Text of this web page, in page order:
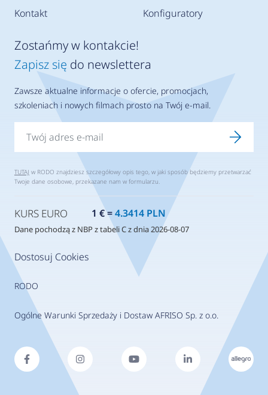
Kontakt Konfiguratory
Dostosuj Cookies
RODO
Ogólne Warunki Sprzedaży i Dostaw AFRISO Sp. z o.o.
Zostańmy w kontakcie!
Zapisz się do newslettera
Zawsze aktualne informacje o ofercie, promocjach,
szkoleniach i nowych filmach prosto na Twój e-mail.
TUTAJ w RODO znajdziesz szczegółowy opis tego, w jaki sposób będziemy przetwarzać
Twoje dane osobowe, przekazane nam w formularzu.
KURS EURO 1 € =4.3414 PLN
Dane pochodzą z NBP z tabeli C z dnia 2026-08-07